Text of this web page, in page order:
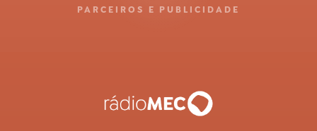
PARCEIROS E PUBLICIDADE